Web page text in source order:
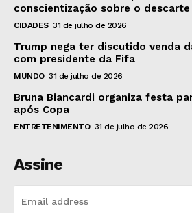
conscientização sobre o
CIDADES 31 de julho de 2026
Trump nega ter discutido venda
com presidente da Fifa
MUNDO 31 de julho de 2026
Bruna Biancardi organiza festa
após Copa
ENTRETENIMENTO 31 de julho de 2026
Assine